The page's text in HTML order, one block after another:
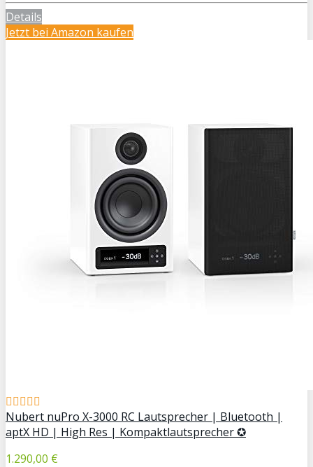
Details
Jetzt bei Amazon kaufen
Nubert nuPro X-3000 RC Lautsprecher | Bluetooth |
aptX HD | High Res | Kompaktlautsprecher ✪
1.290,00 €